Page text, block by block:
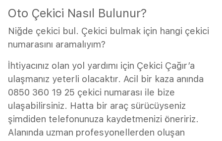
Oto Çekici Nasıl Bulunur?
Niğde çekici bul. Çekici bulmak için hangi çekici
numarasını aramalıyım?
İhtiyacınız olan yol yardımı için Çekici Çağır’a
ulaşmanız yeterli olacaktır. Acil bir kaza anında
0850 360 19 25 çekici numarası ile bize
ulaşabilirsiniz. Hatta bir araç sürücüyseniz
şimdiden telefonunuza kaydetmenizi öneririz.
Alanında uzman profesyonellerden oluşan